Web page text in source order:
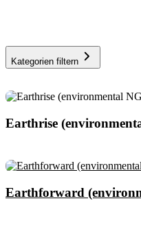
Kategorien filtern
Earthrise
Earthforward